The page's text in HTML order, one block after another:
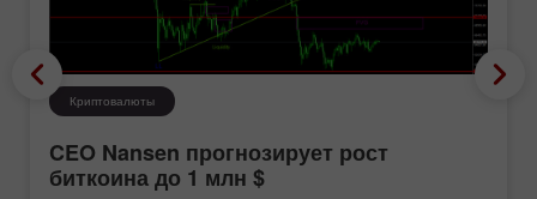
Криптовалюты
CEO Nansen прогнозирует рост
биткоина до 1 млн $